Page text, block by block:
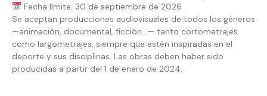
Fecha límite: 30 de septiembre de 2026
Se aceptan producciones audiovisuales de todos los géneros
—animación, documental, ficción…— tanto cortometrajes
como largometrajes, siempre que estén inspiradas en el
deporte y sus disciplinas. Las obras deben haber sido
producidas a partir del 1 de enero de 2024.